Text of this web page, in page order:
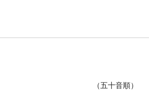
（五十音順）